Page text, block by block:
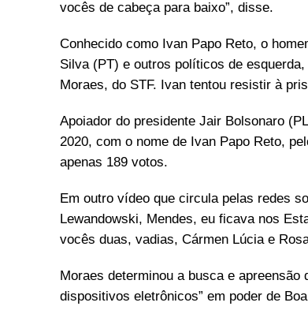
vocês de cabeça para baixo”, disse.
Conhecido como Ivan Papo Reto, o
Silva (PT) e outros políticos de
Moraes, do STF. Ivan tentou resistir à
Apoiador do presidente Jair Bolsonaro
2020, com o nome de Ivan Papo Reto,
apenas 189 votos.
Em outro vídeo que circula pelas redes
Lewandowski, Mendes, eu ficava nos
vocês duas, vadias, Cármen Lúcia e
Moraes determinou a busca e
dispositivos eletrônicos” em poder de